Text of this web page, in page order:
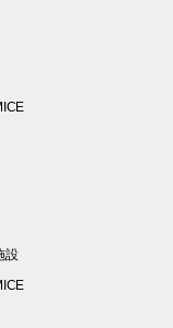
設